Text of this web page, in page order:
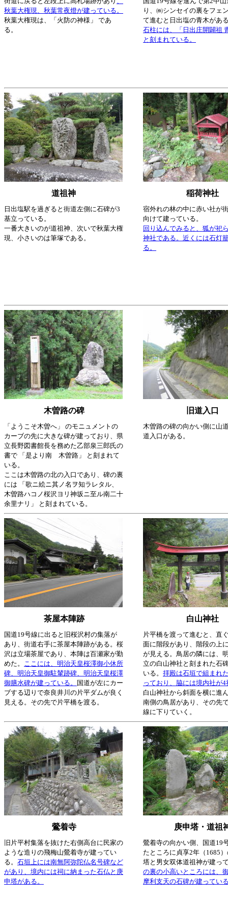
秋葉大権現、秋葉常夜燈が建っている。
秋葉大権現は、「火防の神様」 であ
る。
り、㈱シンセイの裏をフェ
て進むと日出塩の青木があ
石柱には、「日出庄開闢祖
と刻まれている。
道祖神 稲荷神社
日出塩駅を過ぎると街道左側に石碑が3
基立っている。
一番大きいのが道祖神、次いで秋葉大権
現、小さいのは筆塚である。
宿外れの林の中に赤い社が
向けて建っている。
回り込んでみると、狐が祀
神社である。近くには石灯
る。
木曽路の碑 旧道入口
「ようこそ木曽へ」 のモニュメントの
カーブの先に大きな碑が建っており、県
立長野図書館長を務めた乙部泉三郎氏の
書で 「是より南 木曽路」 と刻まれて
いる。
ここは木曽路の北の入口であり、碑の裏
には 「歌ニ絵ニ其ノ名ヲ知ラレタル、
木曽路ハコノ桜沢ヨリ神坂ニ至ル南二十
余里ナリ」 と刻まれている。
木曽路の碑の向かい側に山
道入口がある。
茶屋本陣跡 白山神社
国道19号線に出ると旧桜沢村の集落が
あり、街道右手に茶屋本陣跡がある。桜
沢は立場茶屋であり、本陣は百瀬家が勤
めた。 ここには、明治天皇桜澤御小休所
碑、明治天皇御駐輦跡碑、明治天皇桜澤
御膳水碑が建っている。
国道が左にカー
ブする辺りで奈良井川の片平ダムが良く
見える。その先で片平橋を渡る。
片平橋を渡って進むと、直
面に階段があり、階段の上
が見える。鳥居の隣には、
立の白山神社と刻まれた石
いる。 拝殿は石垣で組まれ
っており、脇には境内社が4
白山神社から斜面を横に進
南側の鳥居があり、その先
線に下りていく。
鶯着寺 庚申塔・道祖
旧片平村集落を抜けた右側高台に民家の
ような造りの飛梅山鶯着寺が建ってい
る。 石垣上には南無阿弥陀仏名号碑など
があり、境内には祠に納まった石仏と庚
申塔がある。
鶯着寺の向かい側、国道19
たところに貞享2年（1685
塔と男女双体道祖神が建っ
の裏の小高いところには、
摩利支天の石碑が建ってい